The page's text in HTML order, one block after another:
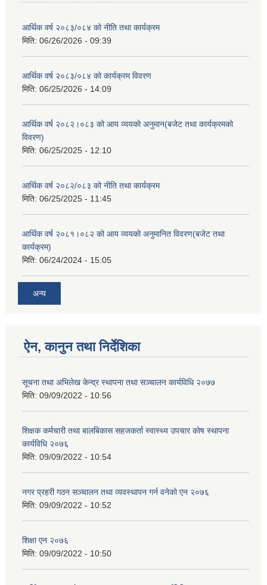
आर्थिक वर्ष २०८३/०८४ को नीति तथा कार्यक्रम
मिति: 06/26/2026 - 09:39
आर्थिक वर्ष २०८३/०८४ को कार्यक्रम विवरण
मिति: 06/25/2026 - 14:09
आर्थिक वर्ष २०८२।०८३ को आय व्ययको अनुमान(बजेट तथा कार्यक्रमको
विवरण)
मिति: 06/25/2025 - 12:10
आर्थिक वर्ष २०८२/०८३ को नीति तथा कार्यक्रम
मिति: 06/25/2025 - 11:45
आर्थिक वर्ष २०८१।०८२ को आय व्ययको अनुमानित विवरण(बजेट तथा
कार्यक्रम)
मिति: 06/24/2024 - 15:05
अन्य
ऐन, कानुन तथा निर्देशिका
सूचना तथा अभिलेख केन्द्र स्थापना तथा सञ्चालन कार्यविधि २०७७
मिति: 09/09/2022 - 10:56
शिक्षक कर्मचारी तथा बालबिकास सहजकर्ता स्वास्थ्य उपचार काेष स्थापना
कार्यविधि २०७६
मिति: 09/09/2022 - 10:54
नगर प्रहरी गठन सञ्चालन तथा व्यवस्थापन गर्न वनेकाे एन २०७६
मिति: 09/09/2022 - 10:52
शिक्षा एन २०७६
मिति: 09/09/2022 - 10:50